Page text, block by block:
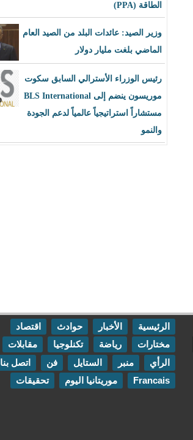
الطاقة (PPA)
وزير الصيد: عائدات البلد من الصيد العام
الماضي بلغت مليار دولار
رئيس الوزراء الأسترالي السابق سكوت
موريسون ينضم إلى BLS International
مستشاراً استراتيجياً عالمياً لدعم الجودة
والنمو
الرئيسية الأخبار حوادث
اقتصاد
مختارات
رياضة تكنلوجيا
مقابلات
الرأي
منبر الستايل فن
اتصل بنا
Francais
موريتانيا اليوم تحقيقات